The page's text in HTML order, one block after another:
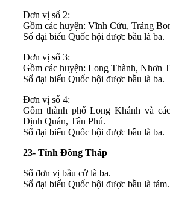
Đơn vị số 2:
Gồm các huyện: Vĩnh Cửu, Trảng
Số đại biểu Quốc hội được bầu là ba.
Đơn vị số 3:
Gồm các huyện: Long Thành, Nhơn
Số đại biểu Quốc hội được bầu là ba.
Đơn vị số 4:
Gồm thành phố Long Khánh và
Định Quán, Tân Phú.
Số đại biểu Quốc hội được bầu là ba.
23- Tỉnh Đồng Tháp
Số đơn vị bầu cử là ba.
Số đại biểu Quốc hội được bầu là tám.